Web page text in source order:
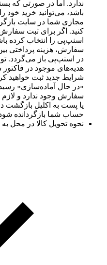
ندارد. اما در صورتی که
باشد، می‌توانید خرید خود
مجازی شما در سایت
کنید. اگر برای ثبت
اسنپ‌پی را انتخاب کرده
در اسنپ‌پی باز‌ می‌گردد.
هدیه‌های موجود در
شرایط جدید ثبت خواهید
«در حال آماده‌سازی»
سفارش وجود ندارد و لازم
یا پست به اکلیل بازگشت
حساب شما بازگردانده
نحوه تحویل کالا در